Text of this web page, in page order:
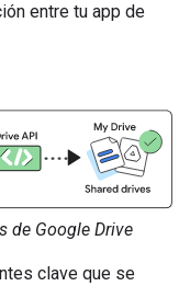
entre tu app de
de Google Drive
clave que se